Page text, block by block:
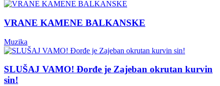
VRANE KAMENE BALKANSKE
Muzika
SLUŠAJ VAMO! Đorđe je Zajeban okrutan kurvin
sin!